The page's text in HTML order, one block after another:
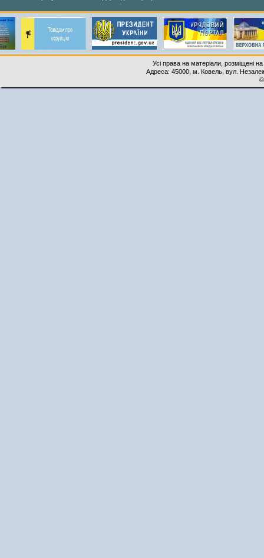
Усі права на матеріали, розміщені
Адреса: 45000, м. Ковель, вул.